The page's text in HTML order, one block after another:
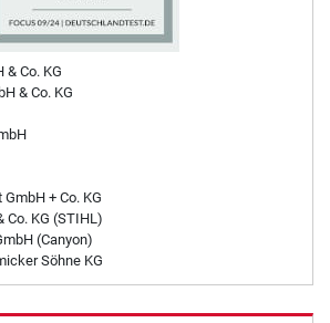
& Co. KG
& Co. KG
+ Co. KG
Co. KG (STIHL)
(Canyon)
Söhne KG